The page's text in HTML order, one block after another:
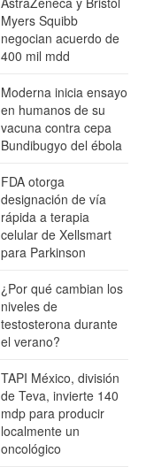
Myers Squibb
negocian acuerdo de
400 mil mdd
Moderna inicia ensayo
en humanos de su
vacuna contra cepa
Bundibugyo del ébola
FDA otorga
designación de vía
rápida a terapia
celular de Xellsmart
para Parkinson
¿Por qué cambian los
niveles de
testosterona durante
el verano?
TAPI México, división
de Teva, invierte 140
mdp para producir
localmente un
oncológico